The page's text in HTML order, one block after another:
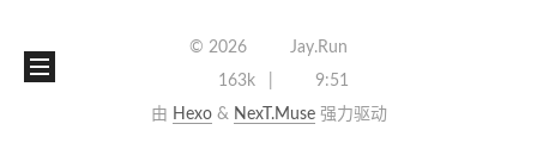
©2026
Jay.Run
163k
9:51
由 Hexo& NexT.Muse强力驱动